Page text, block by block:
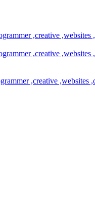
,creative
,creative
,creative